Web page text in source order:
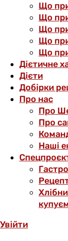
Що
Що
Що
Що
Що
Дієтичне
Дієти
Добірки
Про нас
Про
Про
Наші
Увійти